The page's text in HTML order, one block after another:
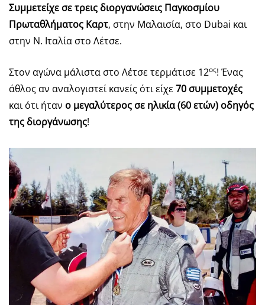
Συμμετείχε σε τρεις διοργανώσεις Παγκοσμίου
Πρωταθλήματος Καρτ, στην Μαλαισία, στο Dubai και
στην Ν. Ιταλία στο Λέτσε.
Στον αγώνα μάλιστα στο Λέτσε τερμάτισε 12ος! Ένας
άθλος αν αναλογιστεί κανείς ότι είχε 70 συμμετοχές
και ότι ήταν ο μεγαλύτερος σε ηλικία (60 ετών) οδηγός
της διοργάνωσης!